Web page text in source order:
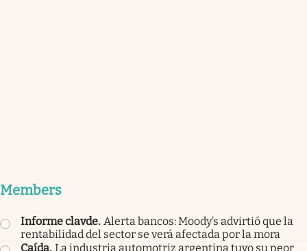
Members
Informe clavde. Alerta bancos: Moody’s advirtió que la
rentabilidad del sector se verá afectada por la mora
Caída. La industria automotriz argentina tuvo su peor